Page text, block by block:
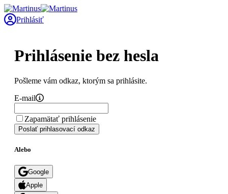
Prihlásiť
Prihlásenie bez hesla
Pošleme vám odkaz, ktorým sa prihlásite.
E-mail
Zapamätať prihlásenie
Poslať prihlasovací odkaz
Alebo
Google
Apple